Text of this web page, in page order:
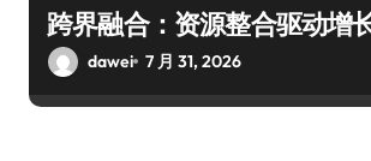
跨界融合：资源整合驱动增
dawei 7 月 31, 2026